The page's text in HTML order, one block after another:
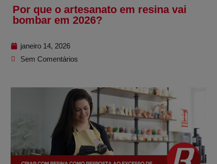
Por que o artesanato em resina vai
bombar em 2026?
janeiro 14, 2026
Sem Comentários